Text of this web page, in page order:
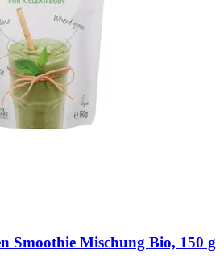
Smoothie Mischung Bio, 150 g